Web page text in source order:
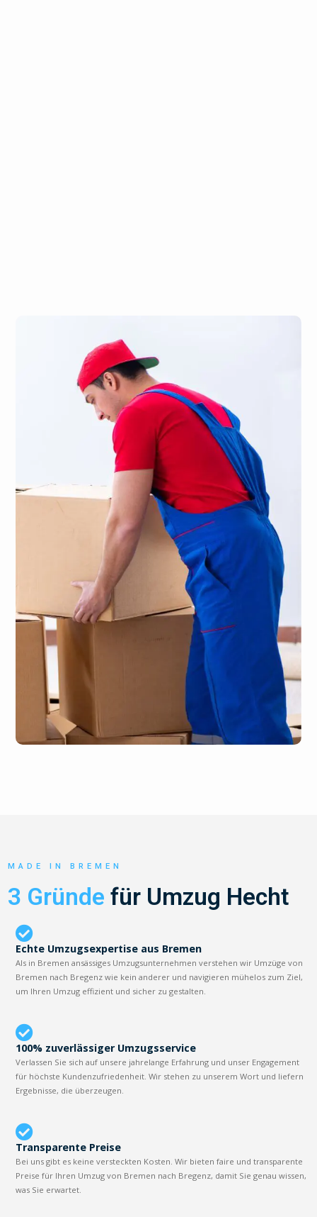
MADE IN BREMEN
3 Gründe für Umzug Hecht
Echte Umzugsexpertise aus Bremen
Als in Bremen ansässiges Umzugsunternehmen verstehen wir Umzüge von
Bremen nach Bregenz wie kein anderer und navigieren mühelos zum Ziel,
um Ihren Umzug effizient und sicher zu gestalten.
100% zuverlässiger Umzugsservice
Verlassen Sie sich auf unsere jahrelange Erfahrung und unser Engagement
für höchste Kundenzufriedenheit. Wir stehen zu unserem Wort und liefern
Ergebnisse, die überzeugen.
Transparente Preise
Bei uns gibt es keine versteckten Kosten. Wir bieten faire und transparente
Preise für Ihren Umzug von Bremen nach Bregenz, damit Sie genau wissen,
was Sie erwartet.